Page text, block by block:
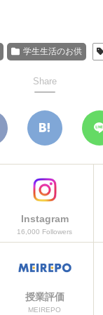
学生生活のお供
Share
Instagram
16,000 Followers
授業評価
MEIREPO